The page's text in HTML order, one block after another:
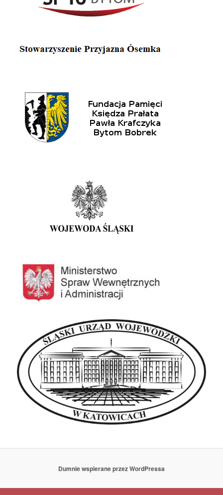
Dumnie wspierane przez WordPressa